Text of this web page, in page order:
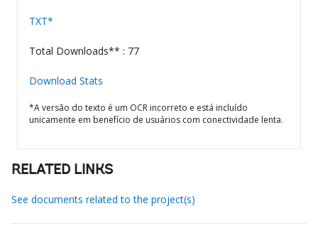
TXT*
Total Downloads** : 77
Download Stats
*A versão do texto é um OCR incorreto e está incluído
unicamente em benefício de usuários com conectividade lenta.
RELATED LINKS
See documents related to the project(s)